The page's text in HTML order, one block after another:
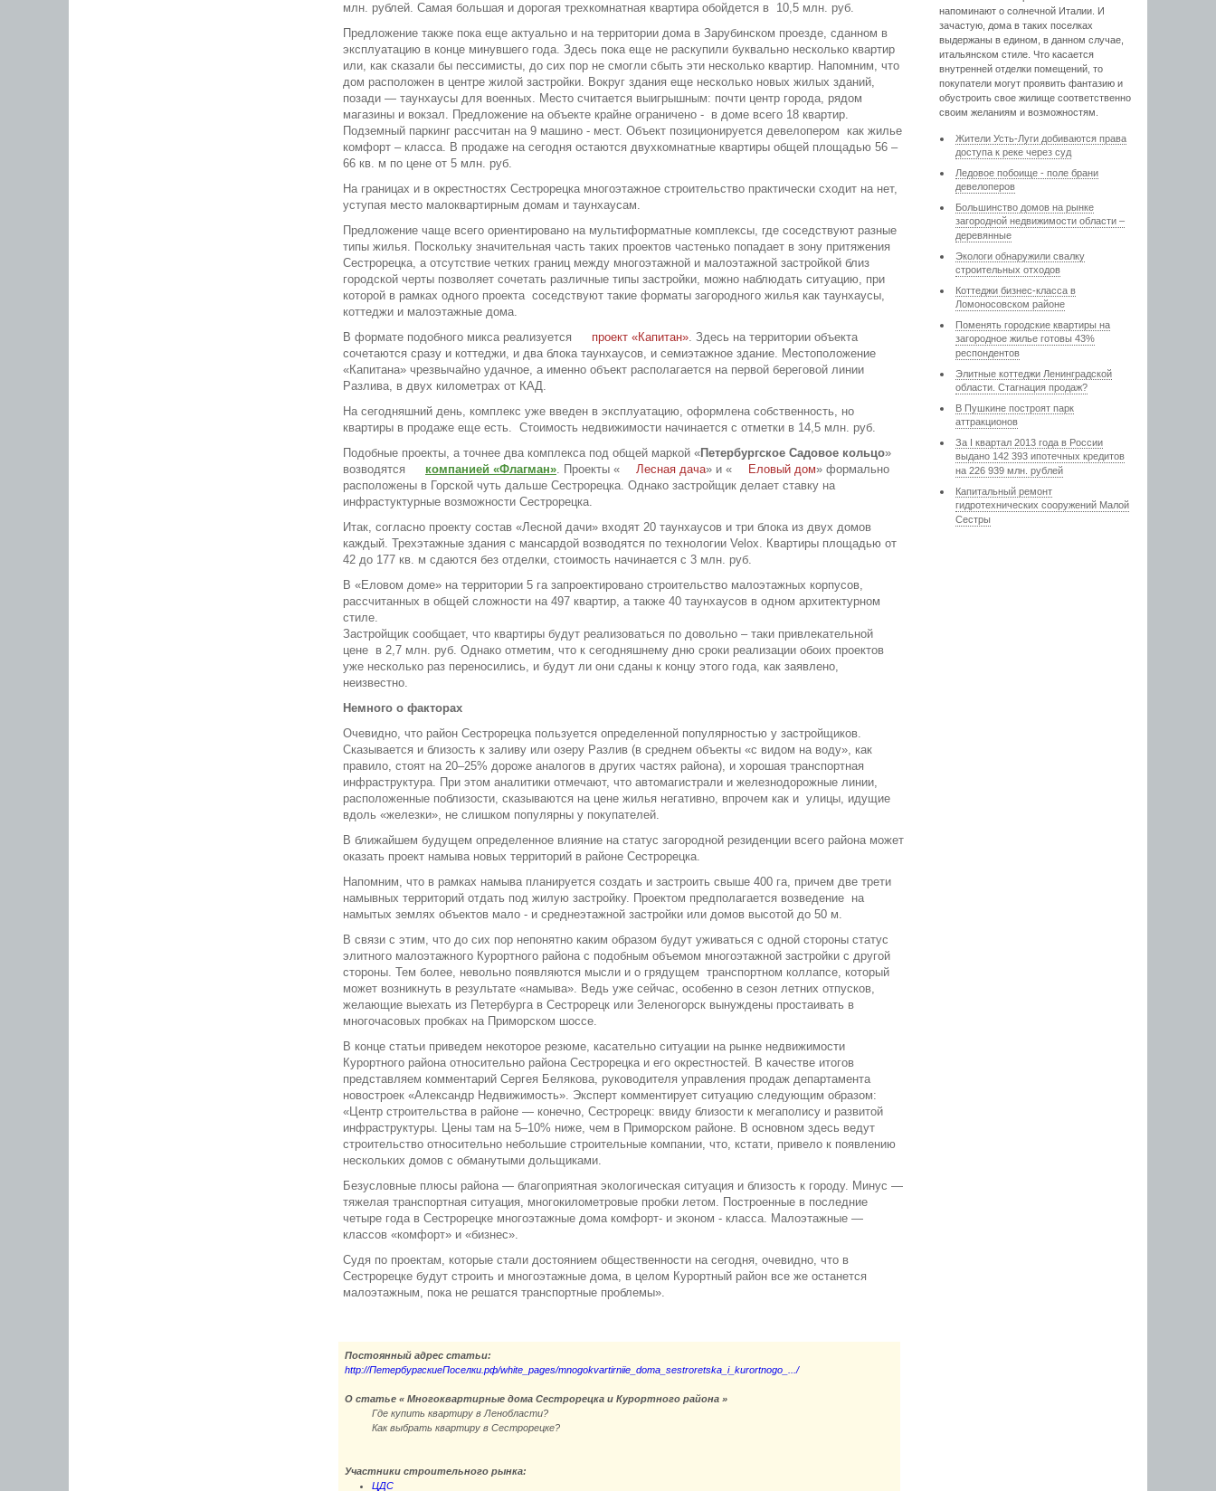
млн. рублей. Самая большая и дорогая трехкомнатная квартира обойдется в 10,5 млн. руб.
Предложение также пока еще актуально и на территории дома в Зарубинском проезде, сданном в
эксплуатацию в конце минувшего года. Здесь пока еще не раскупили буквально несколько квартир
или, как сказали бы пессимисты, до сих пор не смогли сбыть эти несколько квартир. Напомним, что
дом расположен в центре жилой застройки. Вокруг здания еще несколько новых жилых зданий,
позади — таунхаусы для военных. Место считается выигрышным: почти центр города, рядом
магазины и вокзал. Предложение на объекте крайне ограничено - в доме всего 18 квартир.
Подземный паркинг рассчитан на 9 машино - мест. Объект позиционируется девелопером как жилье
комфорт – класса. В продаже на сегодня остаются двухкомнатные квартиры общей площадью 56 –
66 кв. м по цене от 5 млн. руб.
На границах и в окрестностях Сестрорецка многоэтажное строительство практически сходит на нет,
уступая место малоквартирным домам и таунхаусам.
Предложение чаще всего ориентировано на мультиформатные комплексы, где соседствуют разные
типы жилья. Поскольку значительная часть таких проектов частенько попадает в зону притяжения
Сестрорецка, а отсутствие четких границ между многоэтажной и малоэтажной застройкой близ
городской черты позволяет сочетать различные типы застройки, можно наблюдать ситуацию, при
которой в рамках одного проекта соседствуют такие форматы загородного жилья как таунхаусы,
коттеджи и малоэтажные дома.
В формате подобного микса реализуется
проект «Капитан». Здесь на территории объекта
сочетаются сразу и коттеджи, и два блока таунхаусов, и семиэтажное здание. Местоположение
«Капитана» чрезвычайно удачное, а именно объект располагается на первой береговой линии
Разлива, в двух километрах от КАД.
На сегодняшний день, комплекс уже введен в эксплуатацию, оформлена собственность, но
квартиры в продаже еще есть. Стоимость недвижимости начинается с отметки в 14,5 млн. руб.
Подобные проекты, а точнее два комплекса под общей маркой «Петербургское Садовое кольцо»
возводятся
компанией «Флагман». Проекты « Лесная дача» и « Еловый дом» формально
расположены в Горской чуть дальше Сестрорецка. Однако застройщик делает ставку на
инфрастуктурные возможности Сестрорецка.
Итак, согласно проекту состав «Лесной дачи» входят 20 таунхаусов и три блока из двух домов
каждый. Трехэтажные здания с мансардой возводятся по технологии Velox. Квартиры площадью от
42 до 177 кв. м сдаются без отделки, стоимость начинается с 3 млн. руб.
В «Еловом доме» на территории 5 га запроектировано строительство малоэтажных корпусов,
рассчитанных в общей сложности на 497 квартир, а также 40 таунхаусов в одном архитектурном
стиле.
Застройщик сообщает, что квартиры будут реализоваться по довольно – таки привлекательной
цене в 2,7 млн. руб. Однако отметим, что к сегодняшнему дню сроки реализации обоих проектов
уже несколько раз переносились, и будут ли они сданы к концу этого года, как заявлено,
неизвестно.
Немного о факторах
Очевидно, что район Сестрорецка пользуется определенной популярностью у застройщиков.
Сказывается и близость к заливу или озеру Разлив (в среднем объекты «с видом на воду», как
правило, стоят на 20–25% дороже аналогов в других частях района), и хорошая транспортная
инфраструктура. При этом аналитики отмечают, что автомагистрали и железнодорожные линии,
расположенные поблизости, сказываются на цене жилья негативно, впрочем как и улицы, идущие
вдоль «железки», не слишком популярны у покупателей.
В ближайшем будущем определенное влияние на статус загородной резиденции всего района может
оказать проект намыва новых территорий в районе Сестрорецка.
Напомним, что в рамках намыва планируется создать и застроить свыше 400 га, причем две трети
намывных территорий отдать под жилую застройку. Проектом предполагается возведение на
намытых землях объектов мало - и среднеэтажной застройки или домов высотой до 50 м.
В связи с этим, что до сих пор непонятно каким образом будут уживаться с одной стороны статус
элитного малоэтажного Курортного района с подобным объемом многоэтажной застройки с другой
стороны. Тем более, невольно появляются мысли и о грядущем транспортном коллапсе, который
может возникнуть в результате «намыва». Ведь уже сейчас, особенно в сезон летних отпусков,
желающие выехать из Петербурга в Сестрорецк или Зеленогорск вынуждены простаивать в
многочасовых пробках на Приморском шоссе.
В конце статьи приведем некоторое резюме, касательно ситуации на рынке недвижимости
Курортного района относительно района Сестрорецка и его окрестностей. В качестве итогов
представляем комментарий Сергея Белякова, руководителя управления продаж департамента
новостроек «Александр Недвижимость». Эксперт комментирует ситуацию следующим образом:
«Центр строительства в районе — конечно, Сестрорецк: ввиду близости к мегаполису и развитой
инфраструктуры. Цены там на 5–10% ниже, чем в Приморском районе. В основном здесь ведут
строительство относительно небольшие строительные компании, что, кстати, привело к появлению
нескольких домов с обманутыми дольщиками.
Безусловные плюсы района — благоприятная экологическая ситуация и близость к городу. Минус —
тяжелая транспортная ситуация, многокилометровые пробки летом. Построенные в последние
четыре года в Сестрорецке многоэтажные дома комфорт- и эконом - класса. Малоэтажные —
классов «комфорт» и «бизнес».
Судя по проектам, которые стали достоянием общественности на сегодня, очевидно, что в
Сестрорецке будут строить и многоэтажные дома, в целом Курортный район все же останется
малоэтажным, пока не решатся транспортные проблемы».
Постоянный адрес статьи:
http://ПетербургскиеПоселки.рф/white_pages/mnogokvartirniie_doma_sestroretska_i_kurortnogo_.../
О статье « Многоквартирные дома Сестрорецка и Курортного района »
Где купить квартиру в Ленобласти?
Как выбрать квартиру в Сестрорецке?
Участники строительного рынка:
ЦДС
напоминают о солнечной Италии. И
зачастую, дома в таких поселках
выдержаны в едином, в данном случае,
итальянском стиле. Что касается
внутренней отделки помещений, то
покупатели могут проявить фантазию и
обустроить свое жилище соответственно
своим желаниям и возможностям.
Жители Усть-Луги добиваются права
доступа к реке через суд
Ледовое побоище - поле брани
девелоперов
Большинство домов на рынке
загородной недвижимости области –
деревянные
Экологи обнаружили свалку
строительных отходов
Коттеджи бизнес-класса в
Ломоносовском районе
Поменять городские квартиры на
загородное жилье готовы 43%
респондентов
Элитные коттеджи Ленинградской
области. Стагнация продаж?
В Пушкине построят парк
аттракционов
За I квартал 2013 года в России
выдано 142 393 ипотечных кредитов
на 226 939 млн. рублей
Капитальный ремонт
гидротехнических сооружений Малой
Сестры